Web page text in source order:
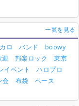
一覧を見る
ロ バンド
boowy
邦楽ロック
東京
イベント
ハロプロ
会 布袋
ベース